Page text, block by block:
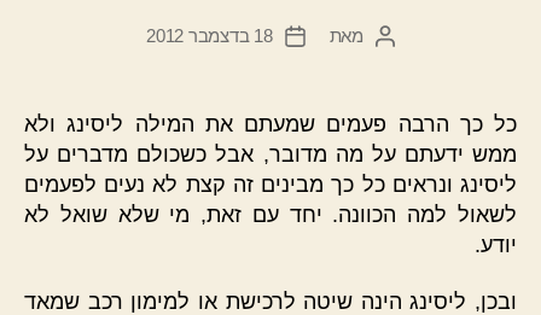
המחבר
מאת
תאריך
18 בדצמבר 2012
כל כך הרבה פעמים שמעתם את המילה ליסינג ולא
ממש ידעתם על מה מדובר, אבל כשכולם מדברים על
ליסינג ונראים כל כך מבינים זה קצת לא נעים לפעמים
לשאול למה הכוונה. יחד עם זאת, מי שלא שואל לא
יודע.
ובכן, ליסינג הינה שיטה לרכישת או למימון רכב שמאד